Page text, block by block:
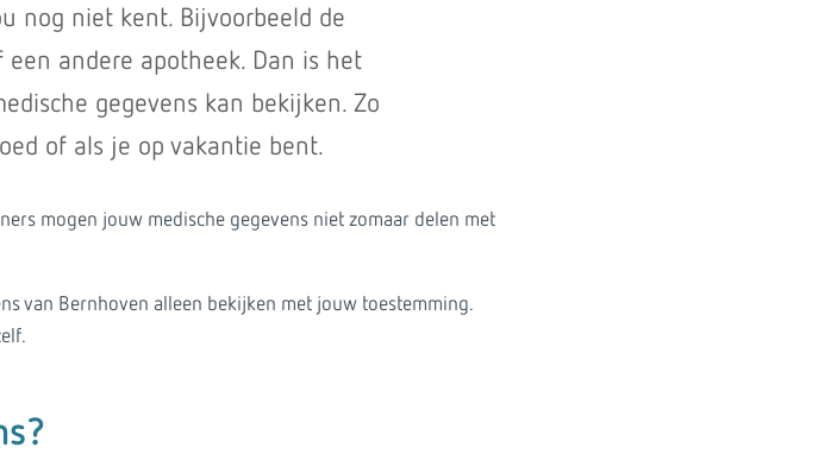
nog niet kent. Bijvoorbeeld de
andere apotheek. Dan is het
gegevens kan bekijken. Zo
of als je op vakantie bent.
mogen jouw medische gegevens niet zomaar delen met
van Bernhoven alleen bekijken met jouw toestemming.